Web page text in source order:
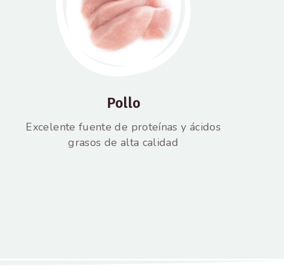
Pollo
Excelente fuente de proteínas y ácidos
grasos de alta calidad